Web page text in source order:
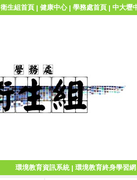
衛生組首頁 | 健康中心| 學務處首頁 | 中大壢
環境教育資訊系統| 環境教育終身學習網